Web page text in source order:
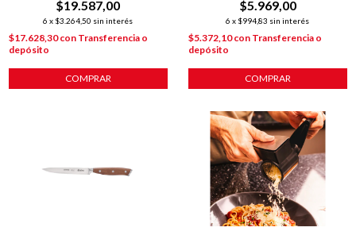
$19.587,00
6 x $3.264,50 sin interés
$17.628,30con Transferencia o
depósito
COMPRAR
$5.969,00
6 x $994,83 sin interés
$5.372,10con Transferencia o
depósito
COMPRAR